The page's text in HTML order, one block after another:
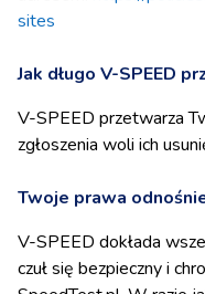
sites
Jak długo V-SPEED
V-SPEED przetwarza
zgłoszenia woli ich
Twoje prawa
V-SPEED dokłada
czuł się bezpieczny i